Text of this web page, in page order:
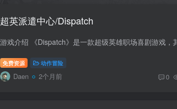
超英派遣中心/Dispatch
免费资源 动作冒险
Daen 2个月前 0